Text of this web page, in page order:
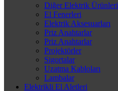
Diğer Elektrik Ürünleri
El Fenerleri
Elektrik Aksesuarları
Priz Anahtarlar
Priz Anahtarlar
Projektörler
Sigortalar
Uzatma Kabloları
Lambalar
Elektrikli El Aletleri